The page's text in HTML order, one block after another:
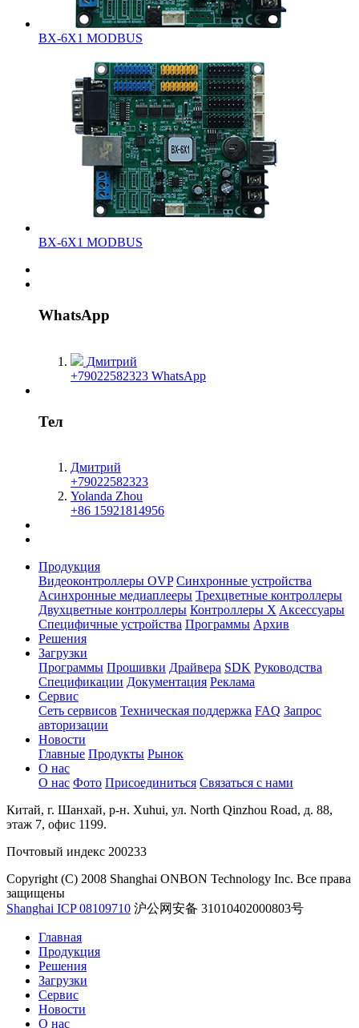
BX-6X1 MODBUS
BX-6X1 MODBUS
WhatsApp
Дмитрий
+79022582323 WhatsApp
Тел
Дмитрий
+79022582323
Yolanda Zhou
+86 15921814956
Продукция
Видеоконтроллеры OVP Синхронные устройства
Асинхронные медиаплееры Трехцветные контроллеры
Двухцветные контроллеры Контроллеры X Aксессуары
Специфичные устройства Программы Архив
Решения
Загрузки
Программы Прошивки Драйвера SDK Руководства
Спецификации Документация Реклама
Сервис
Сеть сервисов Техническая поддержка FAQ Запрос
авторизации
Новости
Главные Продукты Рынок
О нас
О нас Фото Присоединиться Связаться с нами
Китай, г. Шанхай, р-н. Xuhui, ул. North Qinzhou Road, д. 88,
этаж 7, офис 1199.
Почтовый индекс 200233
Copyright (C) 2008 Shanghai ONBON Technology Inc. Все права
защищены
Shanghai ICP 08109710 沪公网安备 31010402000803号
Главная
Продукция
Решения
Загрузки
Сервис
Новости
О нас